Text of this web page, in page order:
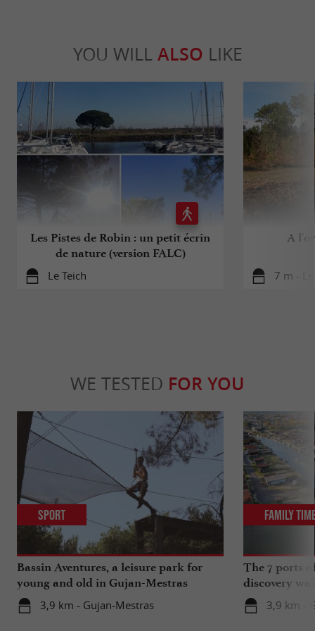
YOU WILL ALSO LIKE
Les Pistes de Robin : un petit écrin
de nature (version FALC)
Le Teich
A
7 m -
WE TESTED FOR YOU
Bassin Aventures, a leisure park for
young and old in Gujan-Mestras
3,9 km - Gujan-Mestras
Sport
The 7 ports
discovery
3,9 km -
Family